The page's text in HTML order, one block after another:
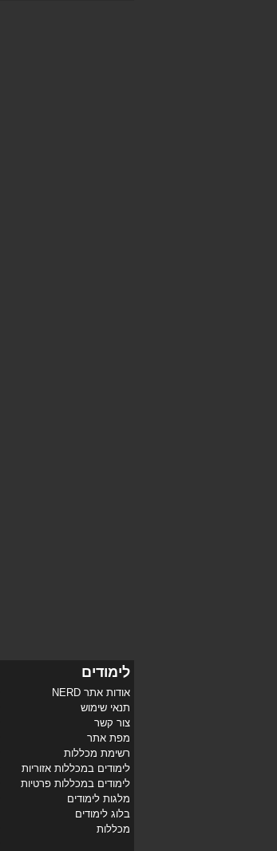
לימודים
אודות אתר NERD
תנאי שימוש
צור קשר
מפת אתר
רשימת מכללות
לימודים במכללות אזוריות
לימודים במכללות פרטיות
מלגות לימודים
בלוג לימודים
מכללות